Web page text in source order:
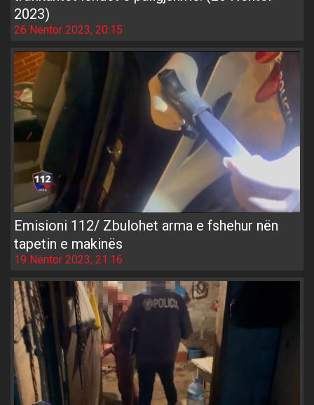
2023)
26 Nëntor 2023, 20:15
Emisioni 112/ Zbulohet arma e fshehur nën
tapetin e makinës
19 Nëntor 2023, 21:16